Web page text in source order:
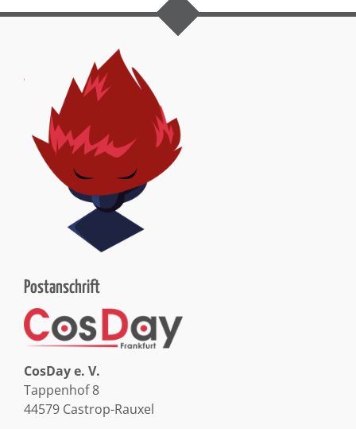
Postanschrift
CosDay e. V.
Tappenhof 8
44579 Castrop-Rauxel